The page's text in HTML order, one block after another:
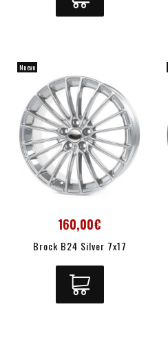
Nuevo
160,00€
Brock B24 Silver 7x17